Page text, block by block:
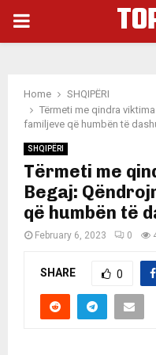
PRIMARY
Home
SHQIPËRI
Tërmeti me qindra
familjeve që humbën të
SHQIPËRI
Tërmeti me
Begaj:
që humbën të
February 6, 2023 0
SHARE 0